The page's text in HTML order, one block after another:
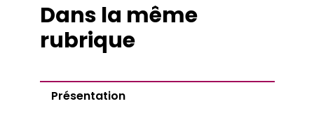
Dans la même
rubrique
Présentation